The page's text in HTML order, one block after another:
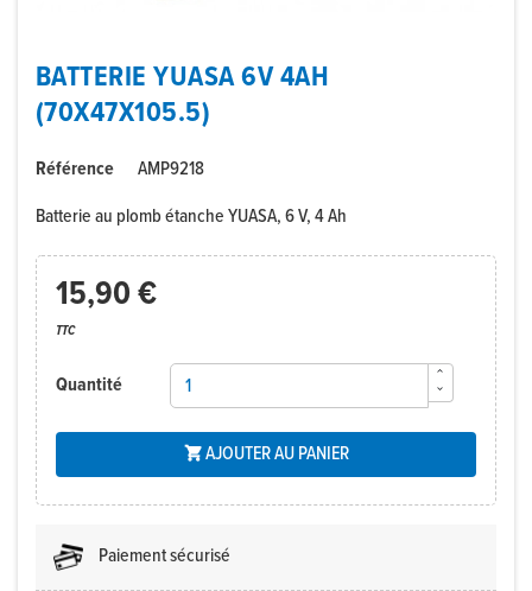
BATTERIE YUASA 6V 4AH
(70X47X105.5)
Référence
AMP9218
Batterie au plomb étanche YUASA, 6 V, 4 Ah
15,90 €
TTC
Quantité
AJOUTER AU PANIER
Paiement sécurisé